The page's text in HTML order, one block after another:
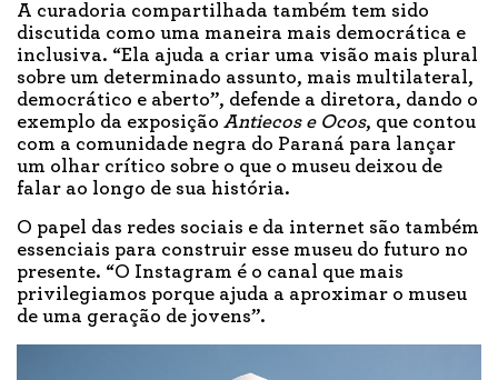
A curadoria compartilhada também tem sido
discutida como uma maneira mais democrática e
inclusiva. “Ela ajuda a criar uma visão mais plural
sobre um determinado assunto, mais multilateral,
democrático e aberto”, defende a diretora, dando o
exemplo da exposição Antiecos e Ocos, que contou
com a comunidade negra do Paraná para lançar
um olhar crítico sobre o que o museu deixou de
falar ao longo de sua história.
O papel das redes sociais e da internet são também
essenciais para construir esse museu do futuro no
presente. “O Instagram é o canal que mais
privilegiamos porque ajuda a aproximar o museu
de uma geração de jovens”.